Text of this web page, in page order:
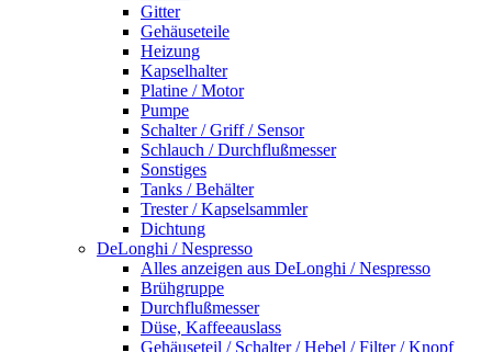
Gitter
Gehäuseteile
Heizung
Kapselhalter
Platine / Motor
Pumpe
Schalter / Griff / Sensor
Schlauch / Durchflußmesser
Sonstiges
Tanks / Behälter
Trester / Kapselsammler
Dichtung
DeLonghi / Nespresso
Alles anzeigen aus DeLonghi / Nespresso
Brühgruppe
Durchflußmesser
Düse, Kaffeeauslass
Gehäuseteil / Schalter / Hebel / Filter / Knopf